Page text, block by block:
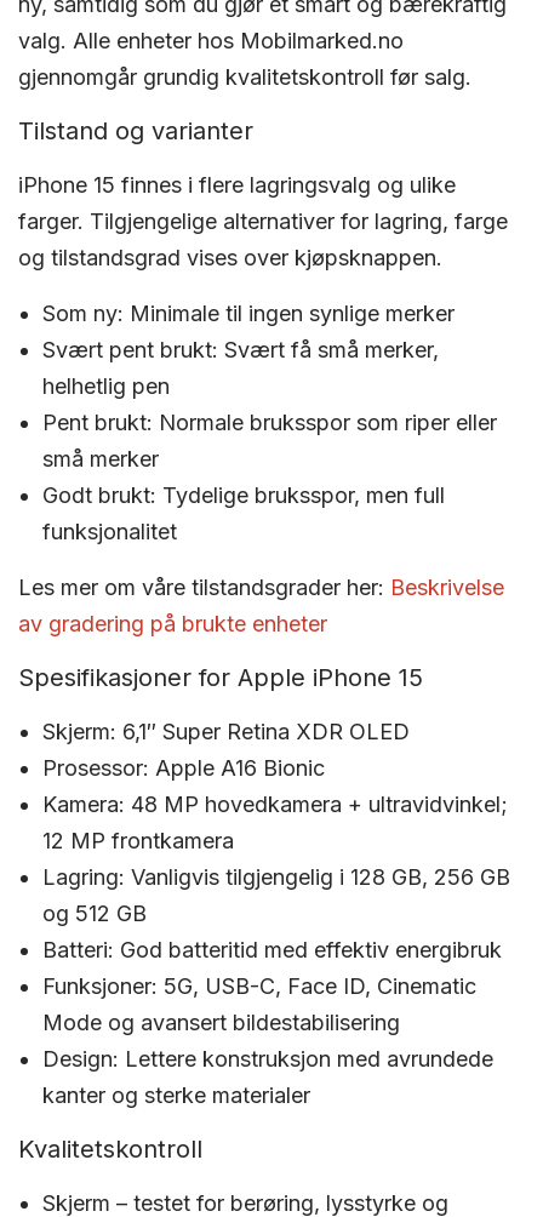
valg. Alle enheter hos Mobilmarked.no
gjennomgår grundig kvalitetskontroll før salg.
Tilstand og varianter
iPhone 15 finnes i flere lagringsvalg og ulike
farger. Tilgjengelige alternativer for lagring, farge
og tilstandsgrad vises over kjøpsknappen.
Som ny: Minimale til ingen synlige merker
Svært pent brukt: Svært få små merker,
helhetlig pen
Pent brukt: Normale bruksspor som riper eller
små merker
Godt brukt: Tydelige bruksspor, men full
funksjonalitet
Les mer om våre tilstandsgrader her: Beskrivelse
av gradering på brukte enheter
Spesifikasjoner for Apple iPhone 15
Skjerm: 6,1″ Super Retina XDR OLED
Prosessor: Apple A16 Bionic
Kamera: 48 MP hovedkamera + ultravidvinkel;
12 MP frontkamera
Lagring: Vanligvis tilgjengelig i 128 GB, 256 GB
og 512 GB
Batteri: God batteritid med effektiv energibruk
Funksjoner: 5G, USB-C, Face ID, Cinematic
Mode og avansert bildestabilisering
Design: Lettere konstruksjon med avrundede
kanter og sterke materialer
Kvalitetskontroll
Skjerm – testet for berøring, lysstyrke og